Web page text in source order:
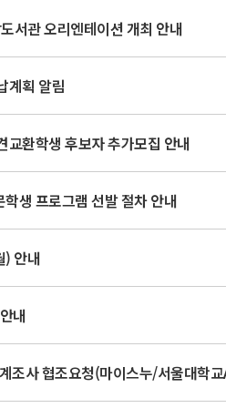
서관 오리엔테이션 개최 안내
계획 알림
환학생 후보자 추가모집 안내
생 프로그램 선발 절차 안내
) 안내
내
조사 협조요청(마이스누/서울대학